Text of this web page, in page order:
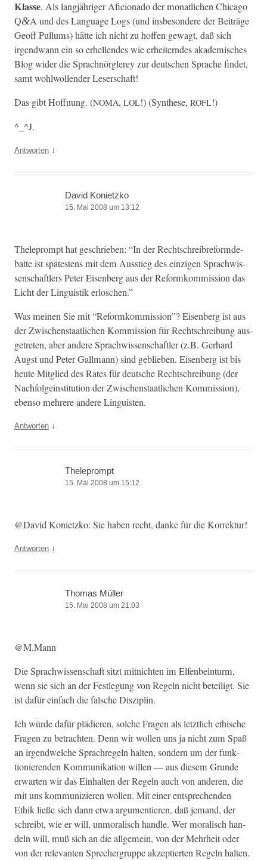
Klasse. Als langjähriger Afi­ciona­do der monatlichen Chica­go
Q&A und des Lan­guage Logs (und ins­beson­dere der Beiträge
Geoff Pul­lums) hätte ich nicht zu hof­fen gewagt, daß sich
irgend­wann ein so erhel­len­des wie erheit­ern­des akademis­ches
Blog wider die Sprach­nör­glerey zur deutschen Sprache find­et,
samt wohlwol­len­der Leserschaft!
Das gibt Hoff­nung. (NOMA, LOL!) (Syn­these, ROFL!)
^_^J.
Antworten ↓
David Konietzko
15. Mai 2008 um 13:12
Theleprompt hat geschrieben: “In der Rechtschreibre­for­mde­
bat­te ist spätestens mit dem Ausstieg des einzi­gen Sprach­wis­
senschaftlers Peter Eisen­berg aus der Reformkom­mis­sion das
Licht der Lin­guis­tik erloschen.”
Was meinen Sie mit “Reformkom­mis­sion”? Eisen­berg ist aus
der Zwis­chen­staatlichen Kom­mis­sion für Rechtschrei­bung aus­
ge­treten, aber andere Sprach­wis­senschaftler (z.B. Ger­hard
Augst und Peter Gall­mann) sind geblieben. Eisen­berg ist bis
heute Mit­glied des Rates für deutsche Rechtschrei­bung (der
Nach­fol­ge­in­sti­tu­tion der Zwis­chen­staatlichen Kom­mis­sion),
eben­so mehrere andere Linguisten.
Antworten ↓
Theleprompt
15. Mai 2008 um 15:12
@David Koni­et­zko: Sie haben recht, danke für die Korrektur!
Antworten ↓
Thomas Müller
15. Mai 2008 um 21:03
@M.Mann
Die Sprach­wis­senschaft sitzt mit­nicht­en im Elfen­bein­turm,
wenn sie sich an der Fes­tle­gung von Regeln nicht beteiligt. Sie
ist dafür ein­fach die falsche Disziplin.
Ich würde dafür plädieren, solche Fra­gen als let­ztlich ethis­che
Fra­gen zu betra­cht­en. Denn wir wollen uns ja nicht zum Spaß
an irgendwelche Sprachregeln hal­ten, son­dern um der funk­
tion­ieren­den Kom­mu­nika­tion willen — aus diesem Grunde
erwarten wir das Ein­hal­ten der Regeln auch von anderen, die
mit uns kom­mu­nizieren wollen. Mit ein­er entsprechen­den
Ethik ließe sich dann etwa argu­men­tieren, daß jemand, der
schreibt, wie er will, unmoralisch han­dle. Wer moralisch han­
deln will, muß sich an die all­ge­mein, von der Mehrheit oder
von der rel­e­van­ten Sprecher­gruppe akzep­tierten Regeln halten.